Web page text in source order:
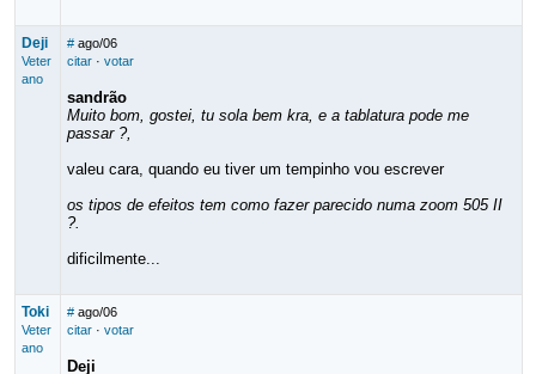
Deji
Veter
ano
# ago/06
citar· votar
sandrão
Muito bom, gostei, tu sola bem kra, e a tablatura pode me
passar ?,
valeu cara, quando eu tiver um tempinho vou escrever
os tipos de efeitos tem como fazer parecido numa zoom 505 II
?.
dificilmente...
Toki
Veter
ano
# ago/06
citar· votar
Deji